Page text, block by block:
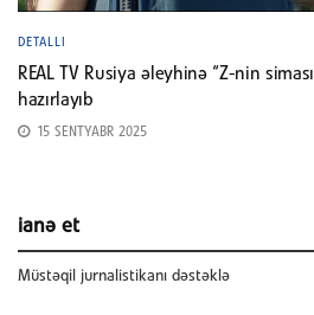
DETALLI
REAL TV Rusiya əleyhinə “Z-nin
hazırlayıb
15 SENTYABR 2025
ianə et
Müstəqil jurnalistikanı dəstəklə